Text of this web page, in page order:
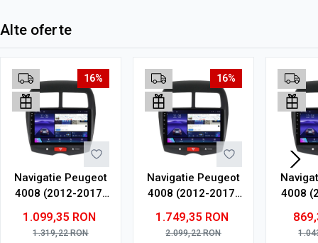
Alte oferte
16%
Navigatie Peugeot
4008 (2012-2017)
RAM, 64GB ROM,
Ecran QLED 10"
1.099,35 RON
1.319,22RON
16%
Navigatie Peugeot
4008 (2012-2017)
RAM, 128GB ROM,
Ecran QLED 10"
1.749,35 RON
2.099,22RON
4008
RAM,